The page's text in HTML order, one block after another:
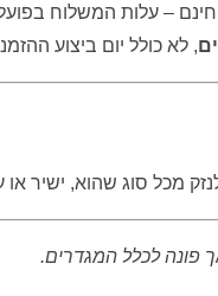
– עלות המשלוח
, לא כולל יום ביצוע
לנזק מכל סוג שהוא,
פונה לכלל המגדרים.